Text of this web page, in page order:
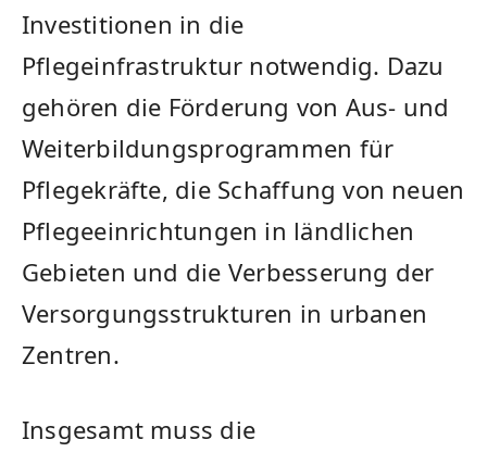
Investitionen in die
Pflegeinfrastruktur notwendig. Dazu
gehören die Förderung von Aus- und⁤
Weiterbildungsprogrammen für
Pflegekräfte, die⁢ Schaffung ‍von neuen
Pflegeeinrichtungen in ländlichen
Gebieten und die ⁤Verbesserung‍ der
Versorgungsstrukturen in urbanen
Zentren.
Insgesamt muss die​